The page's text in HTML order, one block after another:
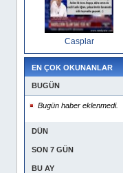
Casplar
EN ÇOK OKUNANLAR
BUGÜN
Bugün haber eklenmedi.
DÜN
SON 7 GÜN
BU AY